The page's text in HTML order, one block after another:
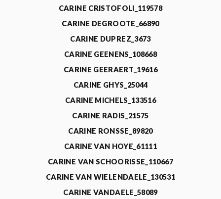
CARINE CRISTOFOLI_119578
CARINE DEGROOTE_66890
CARINE DUPREZ_3673
CARINE GEENENS_108668
CARINE GEERAERT_19616
CARINE GHYS_25044
CARINE MICHELS_133516
CARINE RADIS_21575
CARINE RONSSE_89820
CARINE VAN HOYE_61111
CARINE VAN SCHOORISSE_110667
CARINE VAN WIELENDAELE_130531
CARINE VANDAELE_58089